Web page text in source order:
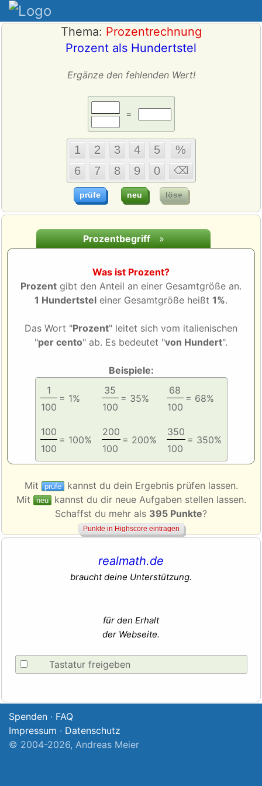
Prozentbegriff»
Was ist Prozent?
Prozent gibt den Anteil an einer Gesamtgröße an.
1 Hundertstel einer Gesamtgröße heißt 1%.
Das Wort "Prozent" leitet sich vom italienischen
"per cento" ab. Es bedeutet "von Hundert".
Beispiele:
1
= 1%
100
35
= 35%
100
68
= 68%
100
100
= 100%
100
200
= 200%
100
350
= 350%
100
Mit prüfekannst du dein Ergebnis prüfen lassen.
Mit neukannst du dir neue Aufgaben stellen lassen.
Schaffst du mehr als 395 Punkte?
Thema: Prozentrechnung
Prozent als Hundertstel
Ergänze den fehlenden Wert!
=
realmath.de
braucht deine Unterstützung.
für den Erhalt
der Webseite.
Tastatur freigeben
Spenden · FAQ
Impressum · Datenschutz
© 2004-2026, Andreas Meier